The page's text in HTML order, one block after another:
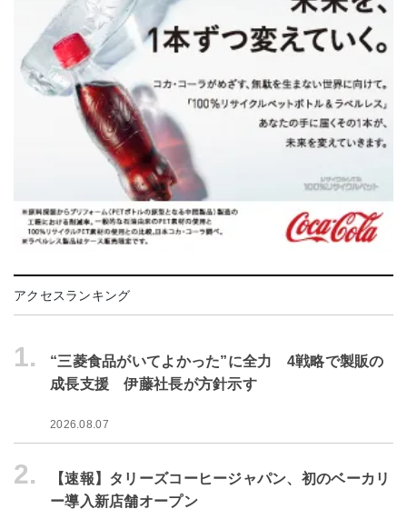
アクセスランキング
1.
“三菱食品がいてよかった”に全力 4戦略で製販の
成長支援 伊藤社長が方針示す
2026.08.07
2.
【速報】タリーズコーヒージャパン、初のベーカリ
ー導入新店舗オープン